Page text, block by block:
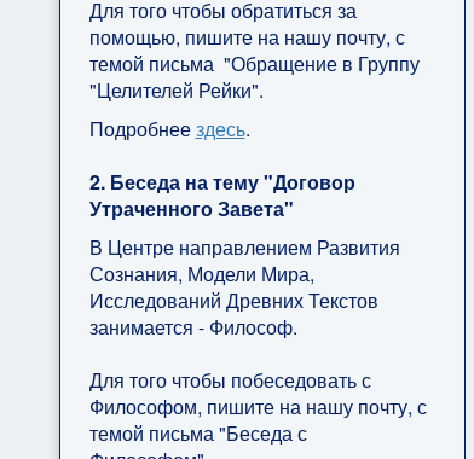
Для того чтобы обратиться за
помощью, пишите на нашу почту, с
темой письма "Обращение в Группу
"Целителей Рейки".
Подробнеездесь.
2. Беседа на тему "Договор
Утраченного Завета"
В Центре направлением Развития
Сознания, Модели Мира,
Исследований Древних Текстов
занимается - Философ.
Для того чтобы побеседовать с
Философом, пишите на нашу почту, с
темой письма "Беседа с